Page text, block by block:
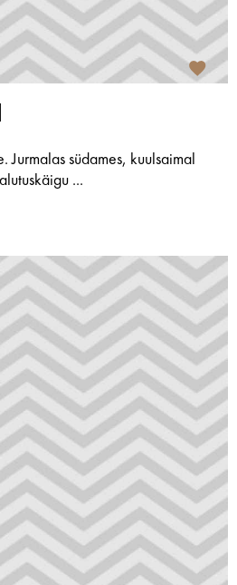
Jurmalas südames, kuulsaimal
...